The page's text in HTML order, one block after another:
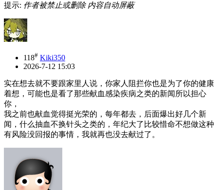
提示: 作者被禁止或删除 内容自动屏蔽
118# Kiki350
2026-7-12 15:03
实在想去就不要跟家里人说，你家人阻拦你也是为了你的健康
着想，可能也是看了那些献血感染疾病之类的新闻所以担心
你，
我之前也献血觉得挺光荣的，每年都去，后面爆出好几个新
闻，什么抽血不换针头之类的，年纪大了比较惜命不想做这种
有风险没回报的事情，我就再也没去献过了。